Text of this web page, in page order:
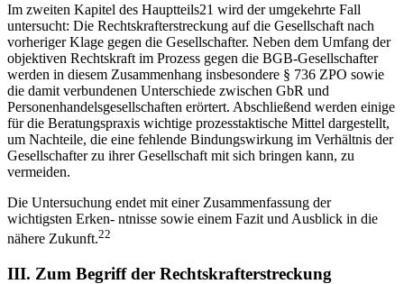
Im zweiten Kapitel des Hauptteils21 wird der umgekehrte Fall
untersucht: Die Rechtskrafterstreckung auf die Gesellschaft nach
vorheriger Klage gegen die Gesellschafter. Neben dem Umfang der
objektiven Rechtskraft im Prozess gegen die BGB-​Gesellschafter
werden in diesem Zusammenhang insbesondere § 736 ZPO sowie
die damit verbundenen Unterschiede zwischen GbR und
Personenhandelsgesellschaften erörtert. Abschließend werden einige
für die Beratungspraxis wichtige prozesstaktische Mittel dargestellt,
um Nachteile, die eine fehlende Bindungswirkung im Verhältnis der
Gesellschafter zu ihrer Gesellschaft mit sich bringen kann, zu
vermeiden.
Die Untersuchung endet mit einer Zusammenfassung der
wichtigsten Erken-​ ntnisse sowie einem Fazit und Ausblick in die
nähere Zukunft.22
III. Zum Begriff der Rechtskrafterstreckung